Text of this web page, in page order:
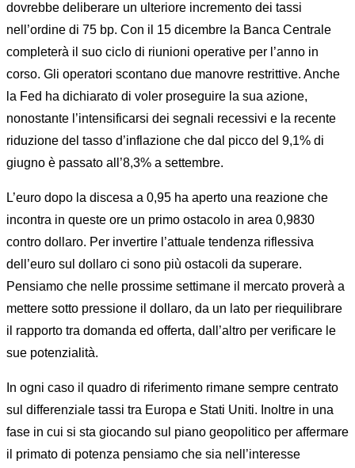
dovrebbe deliberare un ulteriore incremento dei tassi
nell’ordine di 75 bp. Con il 15 dicembre la Banca Centrale
completerà il suo ciclo di riunioni operative per l’anno in
corso. Gli operatori scontano due manovre restrittive. Anche
la Fed ha dichiarato di voler proseguire la sua azione,
nonostante l’intensificarsi dei segnali recessivi e la recente
riduzione del tasso d’inflazione che dal picco del 9,1% di
giugno è passato all’8,3% a settembre.
L’euro dopo la discesa a 0,95 ha aperto una reazione che
incontra in queste ore un primo ostacolo in area 0,9830
contro dollaro. Per invertire l’attuale tendenza riflessiva
dell’euro sul dollaro ci sono più ostacoli da superare.
Pensiamo che nelle prossime settimane il mercato proverà a
mettere sotto pressione il dollaro, da un lato per riequilibrare
il rapporto tra domanda ed offerta, dall’altro per verificare le
sue potenzialità.
In ogni caso il quadro di riferimento rimane sempre centrato
sul differenziale tassi tra Europa e Stati Uniti. Inoltre in una
fase in cui si sta giocando sul piano geopolitico per affermare
il primato di potenza pensiamo che sia nell’interesse